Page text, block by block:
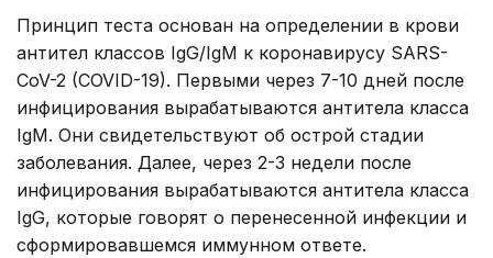
Принцип теста основан на определении в крови
антител классов IgG/IgM к коронавирусу SARS-
CoV-2 (COVID-19). Первыми через 7-10 дней после
инфицирования вырабатываются антитела класса
IgM. Они свидетельствуют об острой стадии
заболевания. Далее, через 2-3 недели после
инфицирования вырабатываются антитела класса
IgG, которые говорят о перенесенной инфекции и
сформировавшемся иммунном ответе.